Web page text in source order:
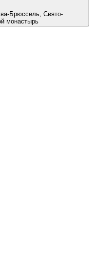
Брюссель, Свято-
монастырь